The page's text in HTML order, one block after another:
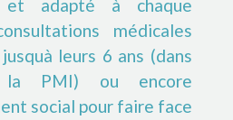
et adapté à chaque
médicales
leurs 6 ans (dans
PMI) ou encore
social pour faire face